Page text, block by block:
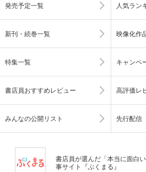
発売予定一覧 人気ラン
新刊・続巻一覧 映像化作
特集一覧 キャンペ
書店員おすすめレビュー 高評価レ
みんなの公開リスト 先行配信
書店員が選んだ「本当に面白
事サイト『ぶくまる』